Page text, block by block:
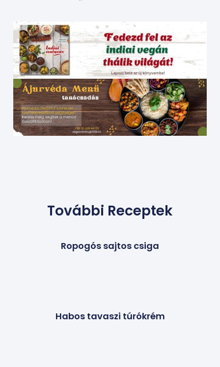
További Receptek
Ropogós sajtos csiga
Habos tavaszi túrókrém